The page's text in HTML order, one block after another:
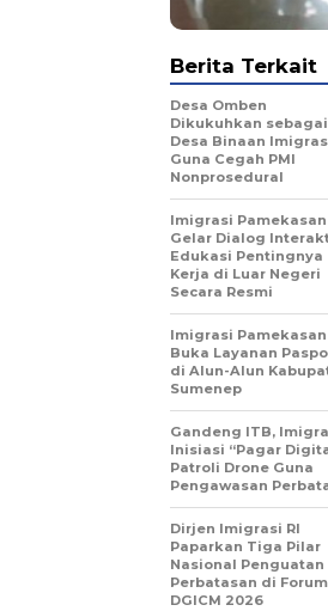
Berita Terkait
Desa Omben
Dikukuhkan sebagai
Desa Binaan
Guna Cegah PMI
Nonprosedural
Imigrasi Pamekasan
Gelar Dialog
Edukasi Pentingnya
Kerja di Luar Negeri
Secara Resmi
Imigrasi Pamekasan
Buka Layanan
di Alun-Alun
Sumenep
Gandeng ITB,
Inisiasi “Pagar
Patroli Drone Guna
Pengawasan
Dirjen Imigrasi RI
Paparkan Tiga Pilar
Nasional Penguatan
Perbatasan di Forum
DGICM 2026